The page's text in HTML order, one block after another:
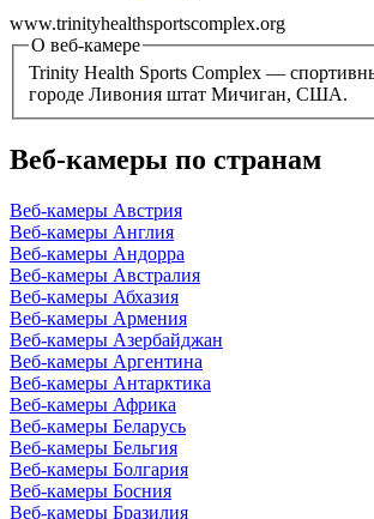
www.trinityhealthsportscomplex.org
О веб-камере
Trinity Health Sports Complex —
городе Ливония штат Мичиган, США.
Веб-камеры по странам
Веб-камеры Австрия
Веб-камеры Англия
Веб-камеры Андорра
Веб-камеры Австралия
Веб-камеры Абхазия
Веб-камеры Армения
Веб-камеры Азербайджан
Веб-камеры Аргентина
Веб-камеры Антарктика
Веб-камеры Африка
Веб-камеры Беларусь
Веб-камеры Бельгия
Веб-камеры Болгария
Веб-камеры Босния
Веб-камеры Бразилия